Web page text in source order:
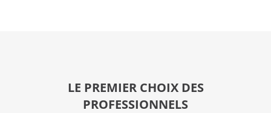
LE PREMIER CHOIX DES
PROFESSIONNELS